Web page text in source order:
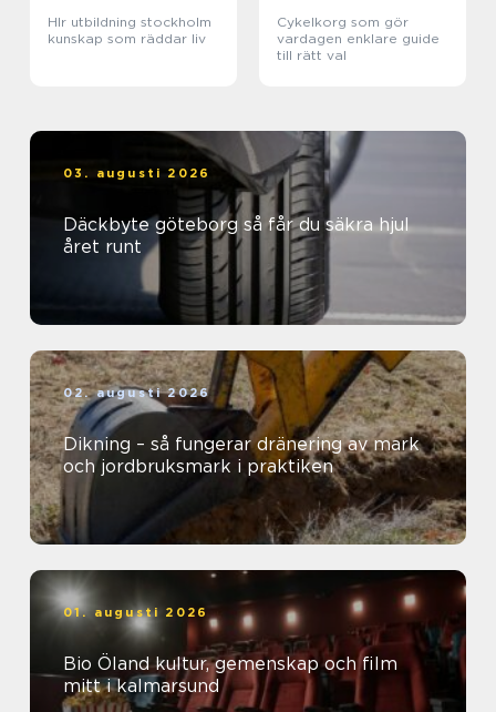
Hlr utbildning stockholm
kunskap som räddar liv
Cykelkorg som gör
vardagen enklare guide
till rätt val
03. augusti 2026
Däckbyte göteborg så får du säkra hjul
året runt
02. augusti 2026
Dikning – så fungerar dränering av mark
och jordbruksmark i praktiken
01. augusti 2026
Bio Öland kultur, gemenskap och film
mitt i kalmarsund